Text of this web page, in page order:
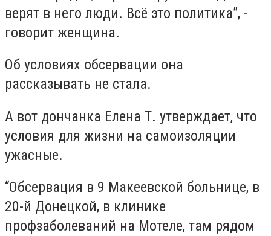
верят в него люди. Всё это политика”, -
говорит женщина.
Об условиях обсервации она
рассказывать не стала.
А вот дончанка Елена Т. утверждает, что
условия для жизни на самоизоляции
ужасные.
“Обсервация в 9 Макеевской больнице, в
20-й Донецкой, в клинике
профзаболеваний на Мотеле, там рядом